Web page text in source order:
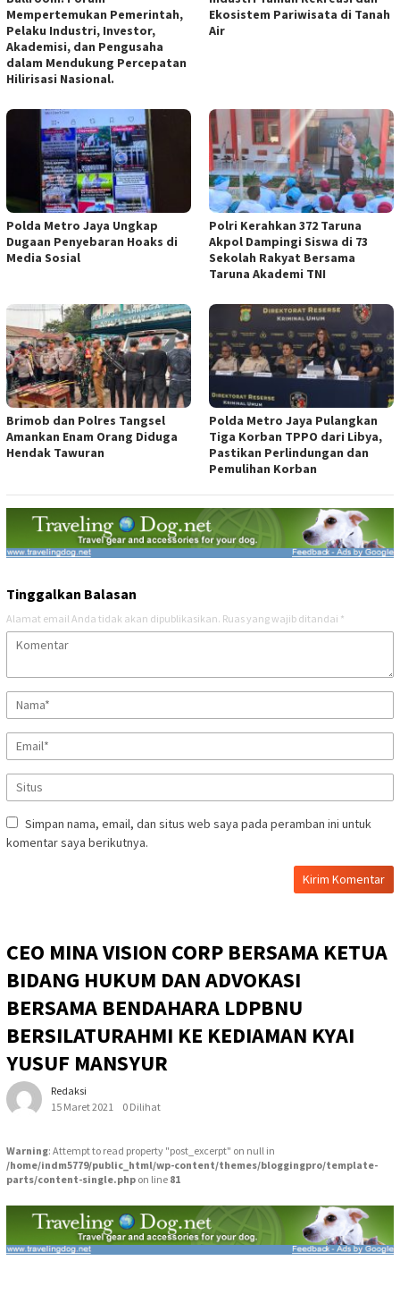
Mempertemukan Pemerintah,
Pelaku Industri, Investor,
Akademisi, dan Pengusaha
dalam Mendukung Percepatan
Hilirisasi Nasional.
Ekosistem Pariwisata di Tanah
Air
Polda Metro Jaya Ungkap
Dugaan Penyebaran Hoaks di
Media Sosial
Polri Kerahkan 372 Taruna
Akpol Dampingi Siswa di 73
Sekolah Rakyat Bersama
Taruna Akademi TNI
Brimob dan Polres Tangsel
Amankan Enam Orang Diduga
Hendak Tawuran
Polda Metro Jaya Pulangkan
Tiga Korban TPPO dari Libya,
Pastikan Perlindungan dan
Pemulihan Korban
Tinggalkan Balasan
Alamat email Anda tidak akan dipublikasikan. Ruas yang wajib ditandai *
Simpan nama, email, dan situs web saya pada peramban ini untuk
komentar saya berikutnya.
CEO MINA VISION CORP BERSAMA KETUA
BIDANG HUKUM DAN ADVOKASI
BERSAMA BENDAHARA LDPBNU
BERSILATURAHMI KE KEDIAMAN KYAI
YUSUF MANSYUR
Redaksi
15 Maret 2021
0 Dilihat
Warning: Attempt to read property "post_excerpt" on null in
/home/indm5779/public_html/wp-content/themes/bloggingpro/template-
parts/content-single.php on line 81